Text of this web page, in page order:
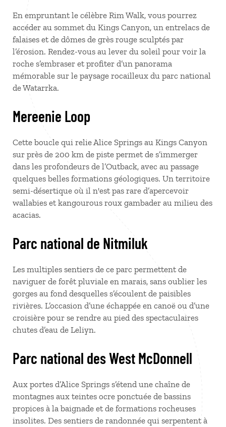
En empruntant le célèbre Rim Walk, vous pourrez
accéder au sommet du Kings Canyon, un entrelacs de
falaises et de dômes de grès rouge sculptés par
l’érosion. Rendez-vous au lever du soleil pour voir la
roche s’embraser et profiter d’un panorama
mémorable sur le paysage rocailleux du parc national
de Watarrka.
Mereenie Loop
Cette boucle qui relie Alice Springs au Kings Canyon
sur près de 200 km de piste permet de s’immerger
dans les profondeurs de l’Outback, avec au passage
quelques belles formations géologiques. Un territoire
semi-désertique où il n'est pas rare d’apercevoir
wallabies et kangourous roux gambader au milieu des
acacias.
Parc national de Nitmiluk
Les multiples sentiers de ce parc permettent de
naviguer de forêt pluviale en marais, sans oublier les
gorges au fond desquelles s’écoulent de paisibles
rivières. L’occasion d’une échappée en canoë ou d’une
croisière pour se rendre au pied des spectaculaires
chutes d’eau de Leliyn.
Parc national des West McDonnell
Aux portes d’Alice Springs s’étend une chaîne de
montagnes aux teintes ocre ponctuée de bassins
propices à la baignade et de formations rocheuses
insolites. Des sentiers de randonnée qui serpentent à